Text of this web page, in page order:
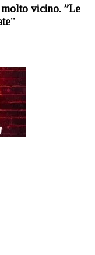
vicino. ”Le
”